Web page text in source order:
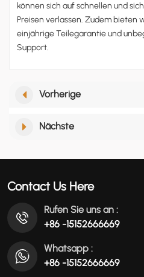
können sich auf schnellen und
Preisen verlassen. Zudem bieten
einjährige Teilegarantie und
Support.
Vorherige
Nächste
Contact Us Here
Rufen Sie uns an :
+86 -15152666669
Whatsapp :
+86 -15152666669